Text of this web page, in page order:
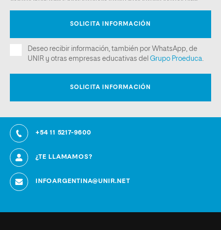
+54 11 5217-9600
¿TE LLAMAMOS?
INFOARGENTINA@UNIR.NET